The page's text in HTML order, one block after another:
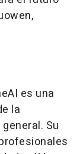
es una
la
Su